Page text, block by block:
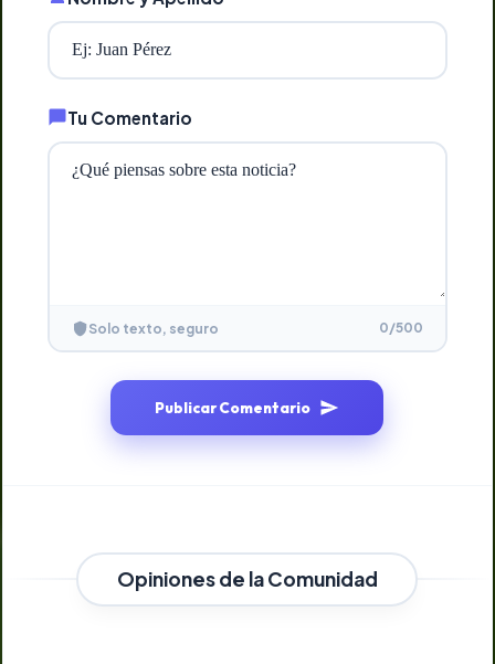
Tu Comentario
Solo texto, seguro 0/500
Publicar Comentario
Opiniones de la Comunidad